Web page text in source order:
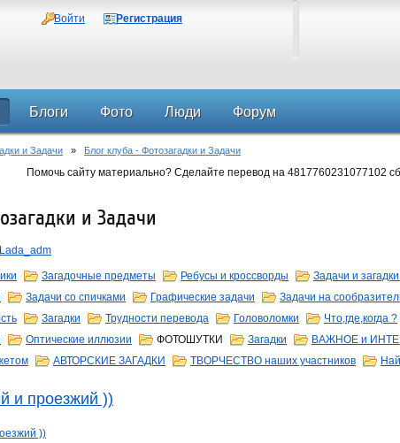
Войти Регистрация
Блоги Фото Люди Форум
и Задачи » Блог клуба - Фотозагадки и Задачи
Помочь сайту материально? Сделайте перевод на 4817760231077102
и Задачи
Lada_adm
Загадочные предметы Ребусы и кроссворды Задачи и
Задачи со спичками Графические задачи Задачи на
Загадки Трудности перевода Головоломки Что,где,когда ?
Оптические иллюзии ФОТОШУТКИ Загадки ВАЖНОЕ и
АВТОРСКИЕ ЗАГАДКИ ТВОРЧЕСТВО наших участников
и проезжий ))